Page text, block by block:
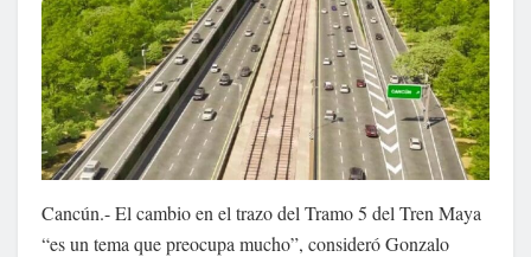
Cancún.- El cambio en el trazo del Tramo 5 del Tren Maya
“es un tema que preocupa mucho”, consideró Gonzalo